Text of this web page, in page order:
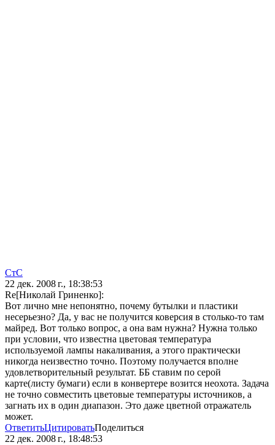
СтС
22 дек. 2008 г., 18:38:53
Re[Николай Гриненко]:
Вот лично мне непонятно, почему бутылки и пластики
несерьезно? Да, у вас не получится коверсия в столько-то там
майред. Вот только вопрос, а она вам нужна? Нужна только
при условии, что известна цветовая температура
используемой лампы накаливания, а этого практически
никогда неизвестно точно. Поэтому получается вполне
удовлетворительный результат. ББ ставим по серой
карте(листу бумаги) если в конвертере возится неохота. Задача
не точно совместить цветовые температуры источников, а
загнать их в один диапазон. Это даже цветной отражатель
может.
ОтветитьЦитироватьПоделиться
22 дек. 2008 г., 18:48:53